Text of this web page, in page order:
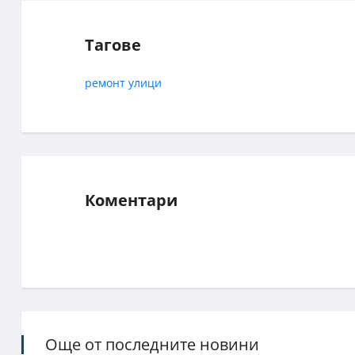
Тагове
ремонт улици
Коментари
Още от последните новини